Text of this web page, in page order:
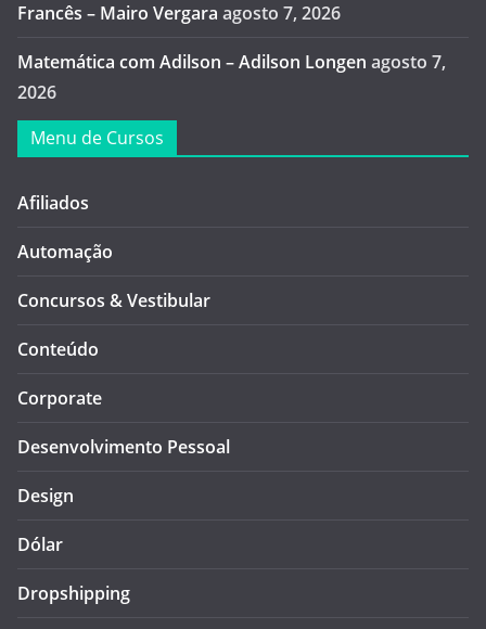
Francês – Mairo Vergara agosto 7, 2026
Matemática com Adilson – Adilson Longen agosto 7,
2026
Menu de Cursos
Afiliados
Automação
Concursos & Vestibular
Conteúdo
Corporate
Desenvolvimento Pessoal
Design
Dólar
Dropshipping